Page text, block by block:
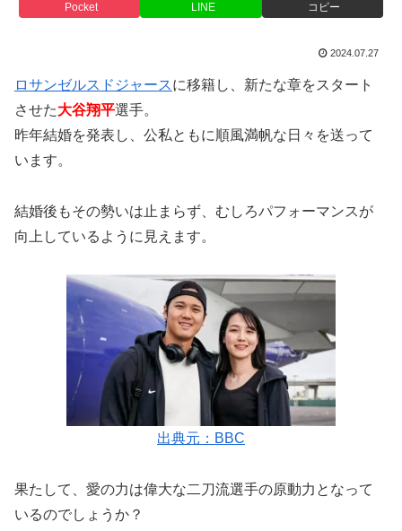
Pocket LINE コピー
2024.07.27
ロサンゼルスドジャースに移籍し、新たな章をスタート
させた大谷翔平選手。
昨年結婚を発表し、公私ともに順風満帆な日々を送って
います。
結婚後もその勢いは止まらず、むしろパフォーマンスが
向上しているように見えます。
出典元：BBC
果たして、愛の力は偉大な二刀流選手の原動力となって
いるのでしょうか？